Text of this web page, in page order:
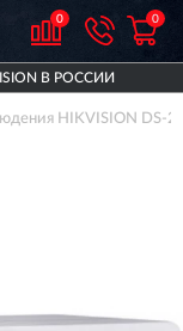
0 0
В РОССИИ
HIKVISION DS-